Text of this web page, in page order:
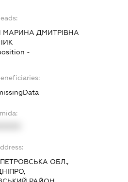
МАРИНА ДМИТРІВНА
-
ОБЛ.,